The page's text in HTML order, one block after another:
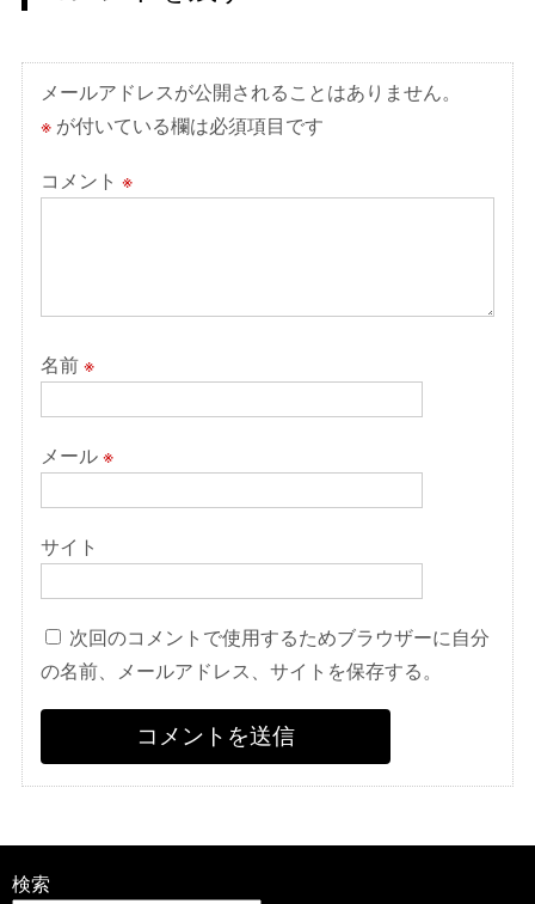
ー
シ
ョ
ン
メールアドレスが公開されることはありません。
※が付いている欄は必須項目です
コメント ※
名前※
メール※
サイト
次回のコメントで使用するためブラウザーに自分
の名前、メールアドレス、サイトを保存する。
検索